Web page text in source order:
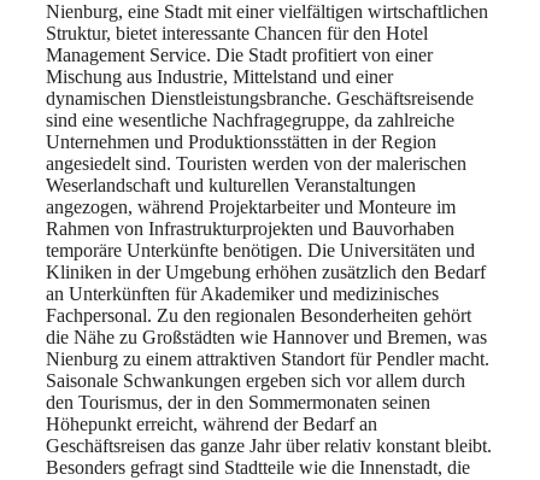
Nienburg, eine Stadt mit einer vielfältigen wirtschaftlichen
Struktur, bietet interessante Chancen für den Hotel
Management Service. Die Stadt profitiert von einer
Mischung aus Industrie, Mittelstand und einer
dynamischen Dienstleistungsbranche. Geschäftsreisende
sind eine wesentliche Nachfragegruppe, da zahlreiche
Unternehmen und Produktionsstätten in der Region
angesiedelt sind. Touristen werden von der malerischen
Weserlandschaft und kulturellen Veranstaltungen
angezogen, während Projektarbeiter und Monteure im
Rahmen von Infrastrukturprojekten und Bauvorhaben
temporäre Unterkünfte benötigen. Die Universitäten und
Kliniken in der Umgebung erhöhen zusätzlich den Bedarf
an Unterkünften für Akademiker und medizinisches
Fachpersonal. Zu den regionalen Besonderheiten gehört
die Nähe zu Großstädten wie Hannover und Bremen, was
Nienburg zu einem attraktiven Standort für Pendler macht.
Saisonale Schwankungen ergeben sich vor allem durch
den Tourismus, der in den Sommermonaten seinen
Höhepunkt erreicht, während der Bedarf an
Geschäftsreisen das ganze Jahr über relativ konstant bleibt.
Besonders gefragt sind Stadtteile wie die Innenstadt, die